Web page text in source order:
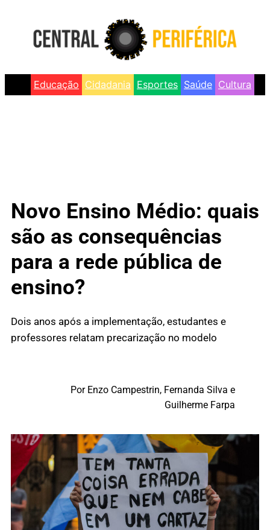
Educação Cidadania Esportes Saúde Cultura
Novo Ensino Médio: quais
são as consequências
para a rede pública de
ensino?
Dois anos após a implementação, estudantes e
professores relatam precarização no modelo
Por Enzo Campestrin, Fernanda Silva e
Guilherme Farpa